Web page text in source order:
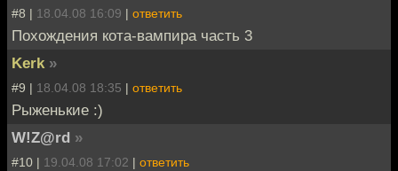
#8 | 18.04.08 16:09 | ответить
Похождения кота-вампира часть 3
Kerk »
#9 | 18.04.08 18:35 | ответить
Рыженькие :)
W!Z@rd »
#10 | 19.04.08 17:02 | ответить